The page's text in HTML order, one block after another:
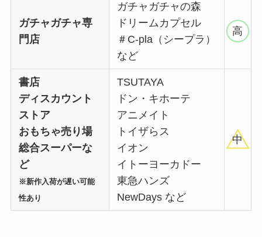
ガチャガチャ専
門店
ガチャガチャの森
ドリームカプセル
＃C-pla（シープラ）
など
高
書店
ディスカウント
ストア
おもちゃ売り場
総合スーパーな
ど
※新作入荷が遅い可能
性あり
TSUTAYA
ドン・キホーテ
アニメイト
トイザらス
イオン
イトーヨーカドー
東急ハンズ
NewDays など
中